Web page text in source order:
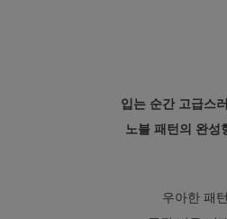
입는 순간 고급스
노블 패턴의 완성
우아한 패턴